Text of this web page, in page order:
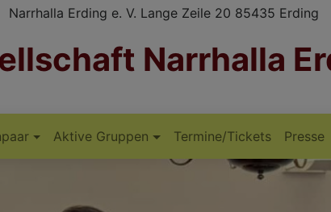
Narrhalla Erding e. V. Lange Zeile 20 85435 Erding
Narrhalla
Aktive Gruppen Termine/Tickets Presse